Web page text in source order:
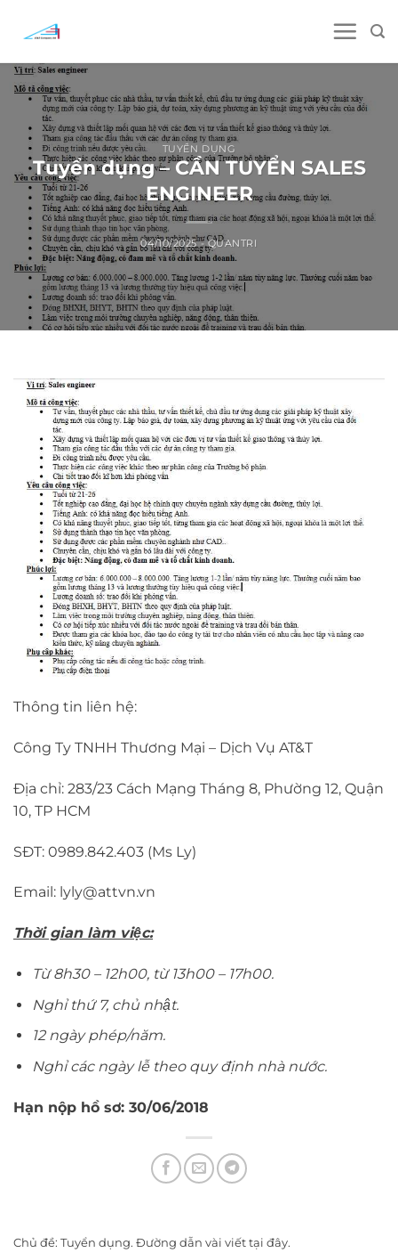
TUYỂN DỤNG
Tuyển dụng – CẦN TUYỂN SALES
ENGINEER
04/10/2025-QUANTRI
Thông tin liên hệ:
Công Ty TNHH Thương Mại – Dịch Vụ AT&T
Địa chỉ: 283/23 Cách Mạng Tháng 8, Phường 12, Quận
10, TP HCM
SĐT: 0989.842.403 (Ms Ly)
Email: lyly@attvn.vn
Thời gian làm việc:
Từ 8h30 – 12h00, từ 13h00 – 17h00.
Nghỉ thứ 7, chủ nhật.
12 ngày phép/năm.
Nghỉ các ngày lễ theo quy định nhà nước.
Hạn nộp hồ sơ: 30/06/2018
Chủ đề: Tuyển dụng. Đường dẫn vài viết tại đây.